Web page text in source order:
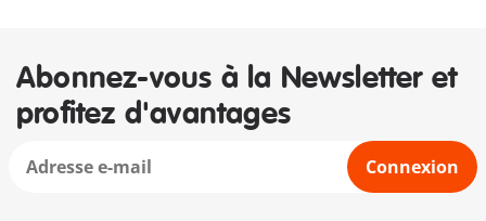
Abonnez-vous à la Newsletter et
profitez d'avantages
Connexion